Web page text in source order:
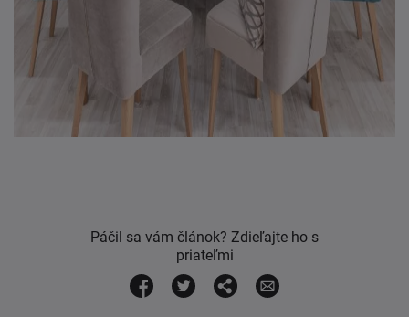
Páčil sa vám článok? Zdieľajte ho s
priateľmi